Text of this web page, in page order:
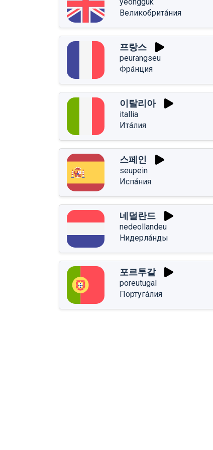
Великобрита́ния
프랑스
peurangseu
Фра́нция
이탈리아
itallia
Ита́лия
스페인
seupein
Испа́ния
네덜란드
nedeollandeu
Нидерла́нды
포르투갈
poreutugal
Португа́лия